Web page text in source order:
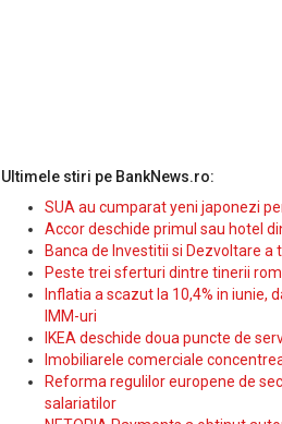
Ultimele stiri pe BankNews.ro:
SUA au cumparat yeni japonezi
Accor deschide primul sau hotel
Banca de Investitii si Dezvoltare
Peste trei sferturi dintre tinerii
Inflatia a scazut la 10,4% in
IMM-uri
IKEA deschide doua puncte de
Imobiliarele comerciale
Reforma regulilor europene de
salariatilor